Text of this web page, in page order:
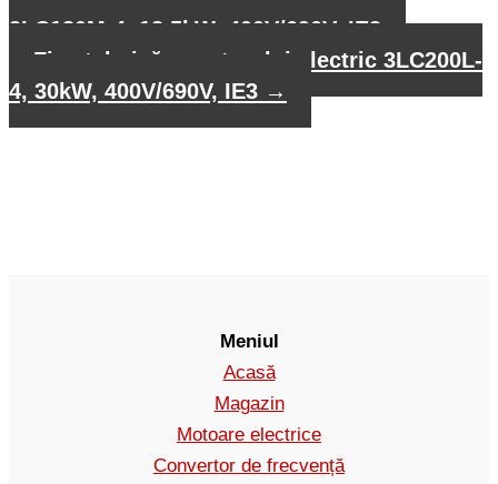
3LC180M-4, 18,5kW, 400V/690V, IE3
Fișa tehnică a motorului electric 3LC200L-
4, 30kW, 400V/690V, IE3 →
Meniul
Acasă
Magazin
Motoare electrice
Convertor de frecvență